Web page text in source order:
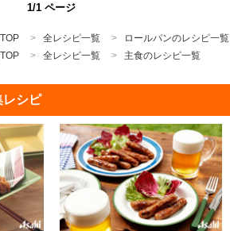
1/1 ページ
全レシピ一覧
ロールパンのレシピ一覧
全レシピ一覧 主食のレシピ一覧
レシピ